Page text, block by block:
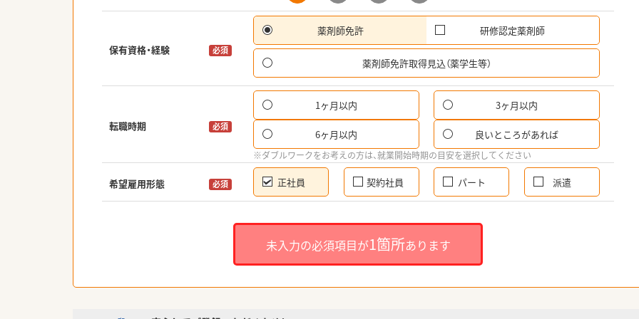
保有資格・経験 必須
薬剤師免許 研修認定薬剤師
薬剤師免許取得見込（薬学生等）
転職時期 必須
1ヶ月以内 3ヶ月以内
6ヶ月以内 良いところがあれば
※ダブルワークをお考えの方は、就業開始時期の目安を選択してください
希望雇用形態 必須 正社員 契約社員 パート 派遣
未入力の必須項目が1箇所あります